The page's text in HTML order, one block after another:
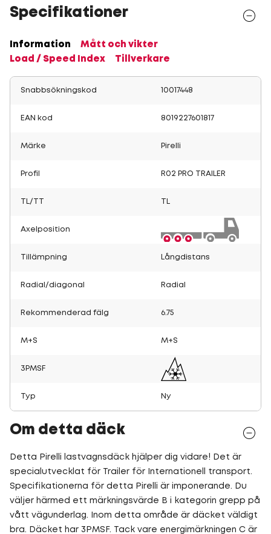
Specifikationer
Information
Mått och vikter
Load / Speed Index
Tillverkare
Snabbsökningskod 10017448
EAN kod 8019227601817
Märke Pirelli
Profil R02 PRO TRAILER
TL/TT
Axelposition
Tillämpning Långdistans
Radial/diagonal Radial
Rekommenderad fälg 6.75
M+S M+S
3PMSF
Typ Ny
Om detta däck
Detta Pirelli lastvagnsdäck hjälper dig vidare! Det är
specialutvecklat för Trailer för Internationell transport.
Specifikationerna för detta Pirelli är imponerande. Du
väljer härmed ett märkningsvärde B i kategorin grepp på
vått vägunderlag. Inom detta område är däcket väldigt
bra. Däcket har 3PMSF. Tack vare energimärkningen C är